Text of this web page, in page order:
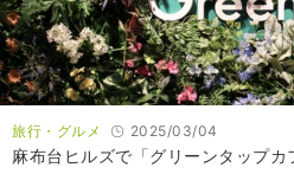
旅行・グルメ 2025/03/04
麻布台ヒルズで「グリーンタップ